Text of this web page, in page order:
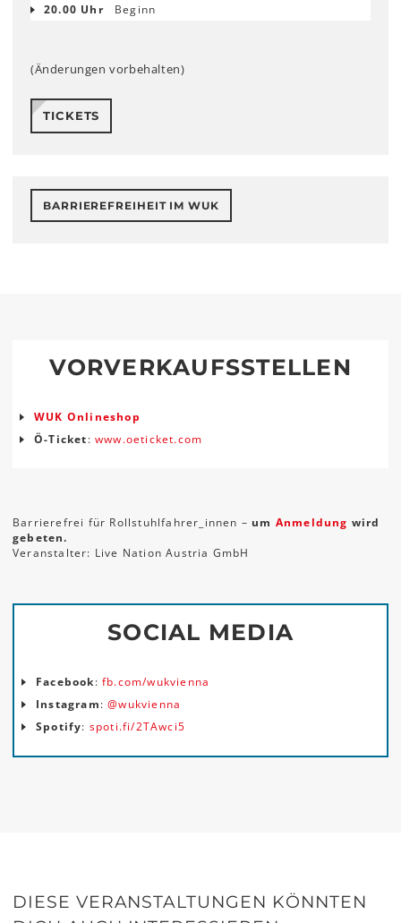
20.00 Uhr
Beginn
(Änderungen vorbehalten)
TICKETS
BARRIEREFREIHEIT IM WUK
VORVERKAUFSSTELLEN
WUK Onlineshop
Ö-Ticket:www.oeticket.com
Barrierefrei für Rollstuhlfahrer_innen – um Anmeldung wird
gebeten.
Veranstalter: Live Nation Austria GmbH
SOCIAL MEDIA
Facebook:fb.com/wukvienna
Instagram:@wukvienna
Spotify: spoti.fi/2TAwci5
DIESE VERANSTALTUNGEN KÖNNTEN